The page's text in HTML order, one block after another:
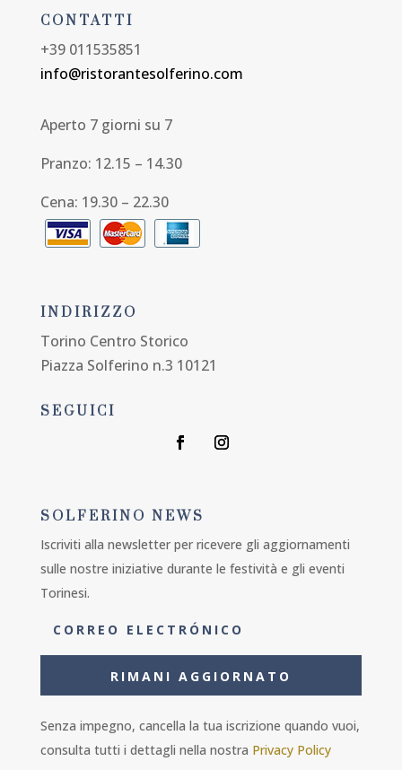
CONTATTI
+39 011535851
info@ristorantesolferino.com
Aperto 7 giorni su 7
Pranzo: 12.15 – 14.30
Cena: 19.30 – 22.30
INDIRIZZO
Torino Centro Storico
Piazza Solferino n.3 10121
SEGUICI
SOLFERINO NEWS
Iscriviti alla newsletter per ricevere gli aggiornamenti
sulle nostre iniziative durante le festività e gli eventi
Torinesi.
RIMANI AGGIORNATO
Senza impegno, cancella la tua iscrizione quando vuoi,
consulta tutti i dettagli nella nostra Privacy Policy